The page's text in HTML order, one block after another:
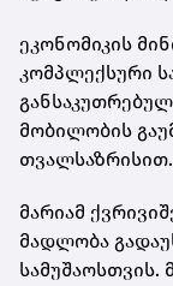
ეკონომიკის
კომპლექსური
მობილობის
თვალსაზრისით.
მარიამ
მადლობა
სამუშაოსთვის.